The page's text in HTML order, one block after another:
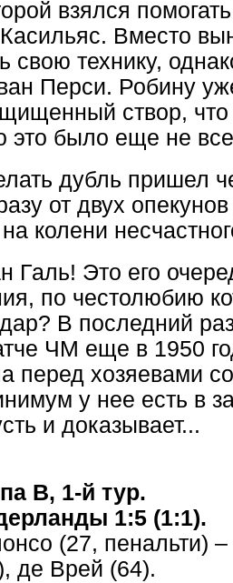
взялся
Вместо
свою технику,
Перси. Робину
створ,
это было еще не
дубль пришел
от двух
колени
Галь! Это его
по честолюбию
В последний
ЧМ еще в 1950
перед хозяевами
у нее есть в
и доказывает...
B, 1-й тур.
1:5 (1:1).
(27, пенальти)
де Врей (64).